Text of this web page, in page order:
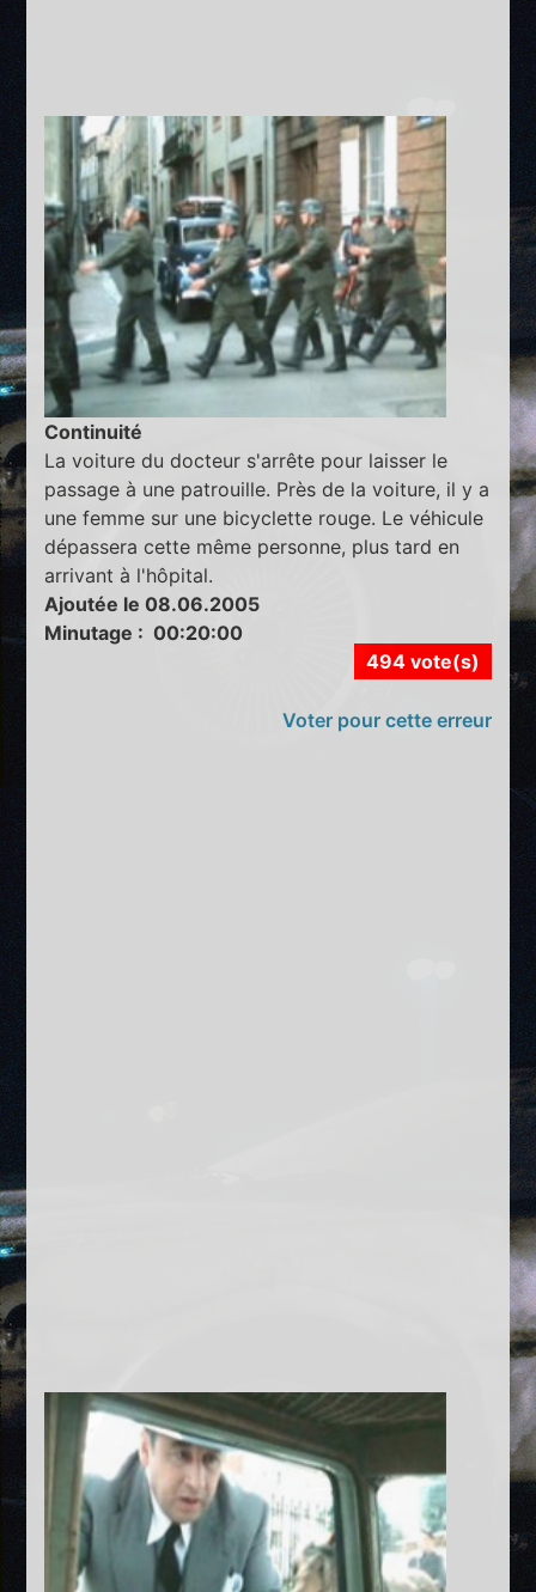
Continuité
La voiture du docteur s'arrête pour laisser le
passage à une patrouille. Près de la voiture, il y a
une femme sur une bicyclette rouge. Le véhicule
dépassera cette même personne, plus tard en
arrivant à l'hôpital.
Ajoutée le 08.06.2005
Minutage : 00:20:00
494 vote(s)
Voter pour cette erreur